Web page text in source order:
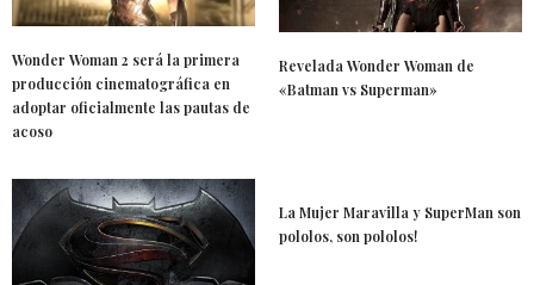
Wonder Woman 2 será la primera
producción cinematográfica en
adoptar oficialmente las pautas de
acoso
Revelada Wonder Woman de
«Batman vs Superman»
La Mujer Maravilla y SuperMan son
pololos, son pololos!